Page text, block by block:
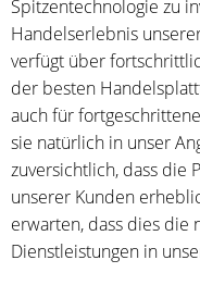
Spitzentechnologie zu
Handelserlebnis
verfügt über
der besten
auch für
sie natürlich in unser
zuversichtlich, dass die
unserer Kunden
erwarten, dass dies die
Dienstleistungen in